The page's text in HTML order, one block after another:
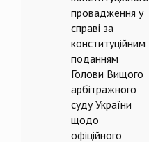
провадження у
справі за
конституційним
поданням
Голови Вищого
арбітражного
суду України
щодо
офіційного